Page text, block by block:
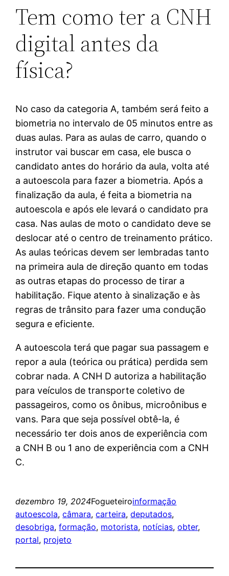
Tem como ter a CNH
digital antes da
física?
No caso da categoria A, também será feito a
biometria no intervalo de 05 minutos entre as
duas aulas. Para as aulas de carro, quando o
instrutor vai buscar em casa, ele busca o
candidato antes do horário da aula, volta até
a autoescola para fazer a biometria. Após a
finalização da aula, é feita a biometria na
autoescola e após ele levará o candidato pra
casa. Nas aulas de moto o candidato deve se
deslocar até o centro de treinamento prático.
As aulas teóricas devem ser lembradas tanto
na primeira aula de direção quanto em todas
as outras etapas do processo de tirar a
habilitação. Fique atento à sinalização e às
regras de trânsito para fazer uma condução
segura e eficiente.
A autoescola terá que pagar sua passagem e
repor a aula (teórica ou prática) perdida sem
cobrar nada. A CNH D autoriza a habilitação
para veículos de transporte coletivo de
passageiros, como os ônibus, microônibus e
vans. Para que seja possível obtê-la, é
necessário ter dois anos de experiência com
a CNH B ou 1 ano de experiência com a CNH
C.
dezembro 19, 2024Fogueteiroinformação
autoescola, câmara, carteira, deputados
desobriga, formação, motorista, notícias, obter
portal, projeto